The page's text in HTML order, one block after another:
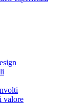
valore